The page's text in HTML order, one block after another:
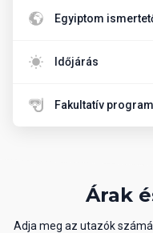
Egyiptom
Időjárás
Fakultatív
Árak
Adja meg az utazók